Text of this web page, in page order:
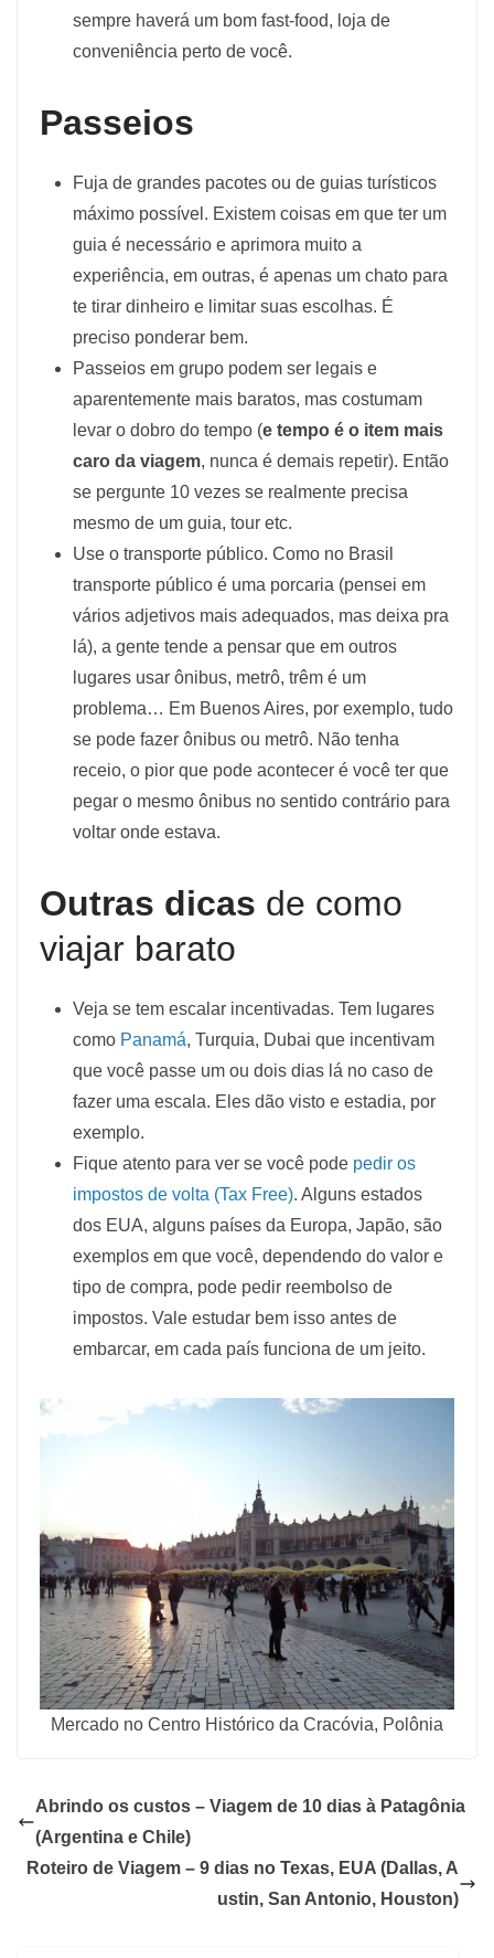
sempre haverá um bom fast-food, loja de
conveniência perto de você.
Passeios
Fuja de grandes pacotes ou de guias turísticos
máximo possível. Existem coisas em que ter um
guia é necessário e aprimora muito a
experiência, em outras, é apenas um chato para
te tirar dinheiro e limitar suas escolhas. É
preciso ponderar bem.
Passeios em grupo podem ser legais e
aparentemente mais baratos, mas costumam
levar o dobro do tempo (e tempo é o item mais
caro da viagem, nunca é demais repetir). Então
se pergunte 10 vezes se realmente precisa
mesmo de um guia, tour etc.
Use o transporte público. Como no Brasil
transporte público é uma porcaria (pensei em
vários adjetivos mais adequados, mas deixa pra
lá), a gente tende a pensar que em outros
lugares usar ônibus, metrô, trêm é um
problema… Em Buenos Aires, por exemplo, tudo
se pode fazer ônibus ou metrô. Não tenha
receio, o pior que pode acontecer é você ter que
pegar o mesmo ônibus no sentido contrário para
voltar onde estava.
Outras dicas de como
viajar barato
Veja se tem escalar incentivadas. Tem lugares
como Panamá, Turquia, Dubai que incentivam
que você passe um ou dois dias lá no caso de
fazer uma escala. Eles dão visto e estadia, por
exemplo.
Fique atento para ver se você pode pedir os
impostos de volta (Tax Free). Alguns estados
dos EUA, alguns países da Europa, Japão, são
exemplos em que você, dependendo do valor e
tipo de compra, pode pedir reembolso de
impostos. Vale estudar bem isso antes de
embarcar, em cada país funciona de um jeito.
Mercado no Centro Histórico da Cracóvia, Polônia
Abrindo os custos – Viagem de 10 dias à Patagônia
(Argentina e Chile)
Roteiro de Viagem – 9 dias no Texas, EUA (Dallas, A
ustin, San Antonio, Houston)